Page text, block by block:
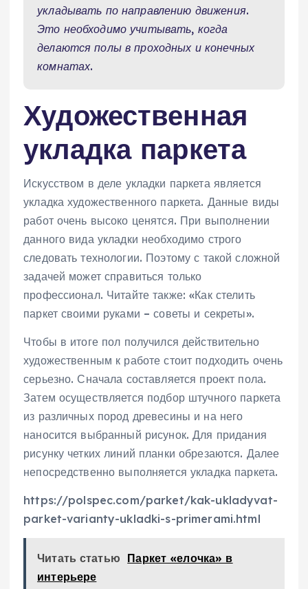
укладывать по направлению движения.
Это необходимо учитывать, когда
делаются полы в проходных и конечных
комнатах.
Художественная
укладка паркета
Искусством в деле укладки паркета является
укладка художественного паркета. Данные виды
работ очень высоко ценятся. При выполнении
данного вида укладки необходимо строго
следовать технологии. Поэтому с такой сложной
задачей может справиться только
профессионал. Читайте также: «Как стелить
паркет своими руками – советы и секреты».
Чтобы в итоге пол получился действительно
художественным к работе стоит подходить очень
серьезно. Сначала составляется проект пола.
Затем осуществляется подбор штучного паркета
из различных пород древесины и на него
наносится выбранный рисунок. Для придания
рисунку четких линий планки обрезаются. Далее
непосредственно выполняется укладка паркета.
https://polspec.com/parket/kak-ukladyvat-
parket-varianty-ukladki-s-primerami.html
Читать статью Паркет «елочка» в
интерьере